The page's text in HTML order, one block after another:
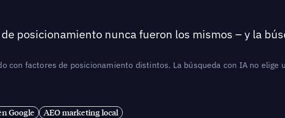
posicionamiento nunca fueron los mismos – y la
con factores de posicionamiento distintos. La búsqueda con IA no elige
Google AEO marketing local